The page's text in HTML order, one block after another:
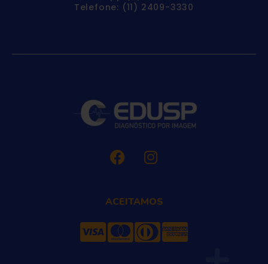
ACEITAMOS
Telefone: (11) 2409-3330